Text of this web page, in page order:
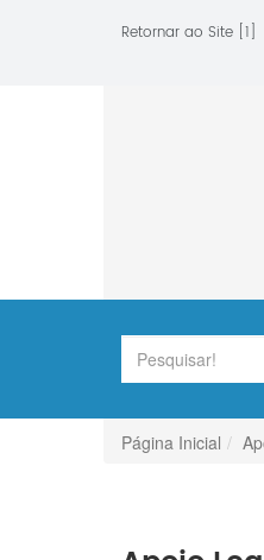
Retornar ao Site [1]
Página Inicial